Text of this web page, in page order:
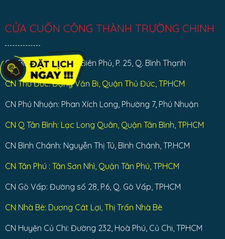
CỬA CUỐN CÔNG THÀNH TRƯỜNG CHINH
CN Bình Thạnh: Điện Biên Phủ, P. 25, Q. Bình Thạnh
CN Thủ Đức: Đặng Văn Bi, Quận Thủ Đức, TPHCM
CN Phú Nhuận: Phan Xích Long, Phường 7, Phú Nhuận
CN Q Tân Bình: Lạc Long Quân, Quận Tân Bình, TPHCM
CN Bình Chánh: Nguyễn Thị Tú, Bình Chánh, TP.HCM
CN Tân Phú : Tân Sơn Nhì, Quận Tân Phú, TPHCM
CN Gò Vấp: Đường số 28, P.6, Q. Gò Vấp, TPHCM
CN Nhà Bè: Dương Cát Lợi, Thị Trấn Nhà Bè
CN Huyện Củ Chi: Đường 232, Hoà Phú, Củ Chi, TPHCM